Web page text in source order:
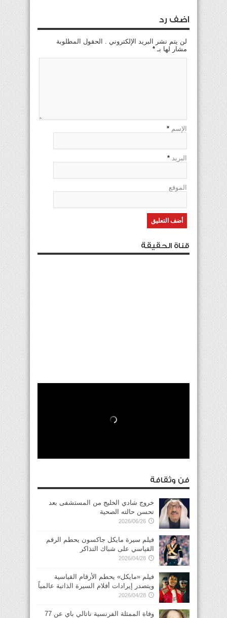
اضف رد
لن يتم نشر البريد الإلكتروني . الحقول المطلوبة
مشار لها بـ *
الإسم *
البريد *
الموقع
قناة الحقيقة
فن وثقافة
خروج شادي الخليج من المستشفى بعد
تحسن حالته الصحية
2026/06/26
فيلم سيرة مايكل جاكسون يحطم الرقم
القياسي على شباك التذاكر
2026/04/28
فيلم «مايكل» يحطم الأرقام القياسية
ويتصدر إيرادات أفلام السيرة الذاتية عالمياً
2026/04/28
وفاة الممثلة الفرنسية ناتالي باي عن 77